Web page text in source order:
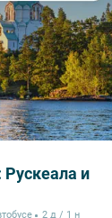
и
2 д / 1 н